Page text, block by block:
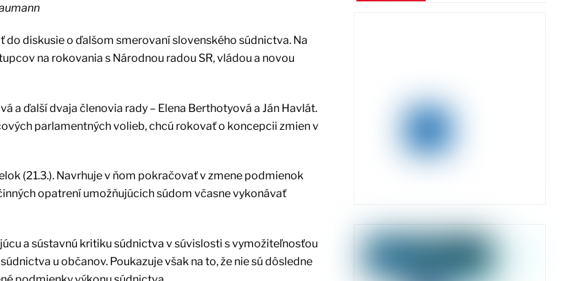
do diskusie o ďalšom smerovaní slovenského súdnictva. Na
na rokovania s Národnou radou SR, vládou a novou
a ďalší dvaja členovia rady – Elena Berthotyová a Ján Havlát.
parlamentných volieb, chcú rokovať o koncepcii zmien v
(21.3.). Navrhuje v ňom pokračovať v zmene podmienok
opatrení umožňujúcich súdom včasne vykonávať
a sústavnú kritiku súdnictva v súvislosti s vymožiteľnosťou
u občanov. Poukazuje však na to, že nie sú dôsledne